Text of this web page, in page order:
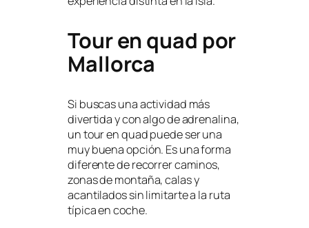
Tour en quad por
Mallorca
Si buscas una actividad más
divertida y con algo de adrenalina,
un tour en quad puede ser una
muy buena opción. Es una forma
diferente de recorrer caminos,
zonas de montaña, calas y
acantilados sin limitarte a la ruta
típica en coche.